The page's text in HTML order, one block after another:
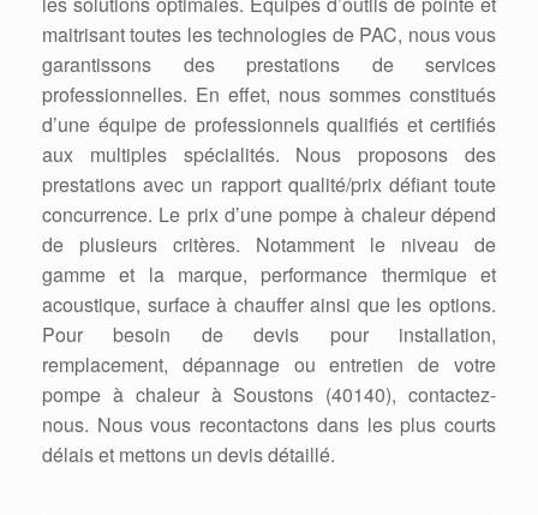
maitrisant toutes les technologies de PAC, nous vous
garantissons des prestations de services
professionnelles. En effet, nous sommes constitués
d’une équipe de professionnels qualifiés et certifiés
aux multiples spécialités. Nous proposons des
prestations avec un rapport qualité/prix défiant toute
concurrence. Le prix d’une pompe à chaleur dépend
de plusieurs critères. Notamment le niveau de
gamme et la marque, performance thermique et
acoustique, surface à chauffer ainsi que les options.
Pour besoin de devis pour installation,
remplacement, dépannage ou entretien de votre
pompe à chaleur à Soustons (40140), contactez-
nous. Nous vous recontactons dans les plus courts
délais et mettons un devis détaillé.